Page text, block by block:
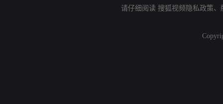
请仔细阅读 搜狐视频隐私政策、